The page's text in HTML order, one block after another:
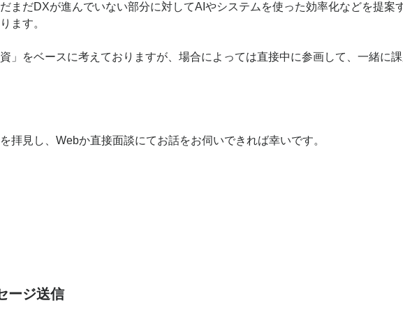
まだDXが進んでいない部分に対してAIやシステムを使った効率化などを提案
ます。
」をベースに考えておりますが、場合によっては直接中に参画して、一緒に
拝見し、Webか直接面談にてお話をお伺いできれば幸いです。
ージ送信